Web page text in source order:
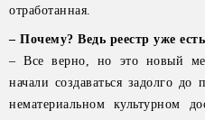
отработанная.
– Почему? Ведь реестр уже
– Все верно, но это новый
начали создаваться задолго до
нематериальном культурном